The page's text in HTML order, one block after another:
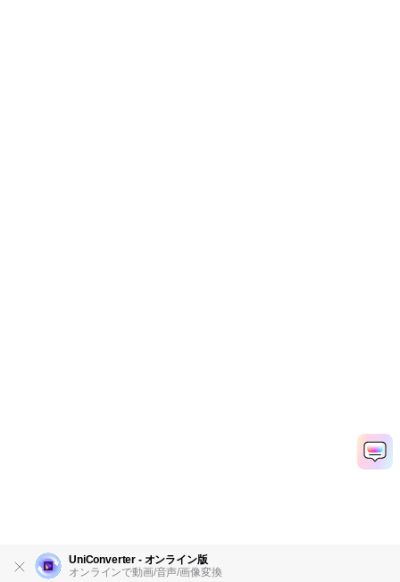
UniConverter - オンライン版
オンラインで動画/音声/画像変換